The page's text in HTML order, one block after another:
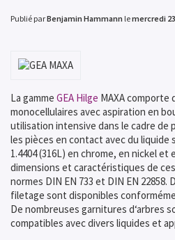
Publié parBenjamin Hammann lemercredi
La gamme GEA Hilge MAXA
monocellulaires avec aspiration en
utilisation intensive dans le cadre de
les pièces en contact avec du liquide
1.4404 (316L) en chrome, en nickel
dimensions et caractéristiques de
normes DIN EN 733 et DIN EN
filetage sont disponibles
De nombreuses garnitures d‘arbres
compatibles avec divers liquides et